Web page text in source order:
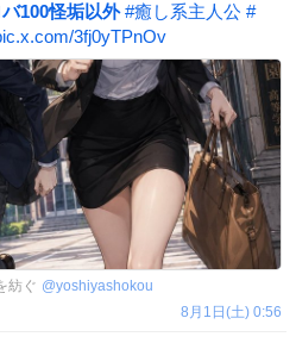
100怪垢以外 #癒し系主人公 #
3fj0yTPnOv
紡ぐ @yoshiyashokou
8月1日(土) 0:56